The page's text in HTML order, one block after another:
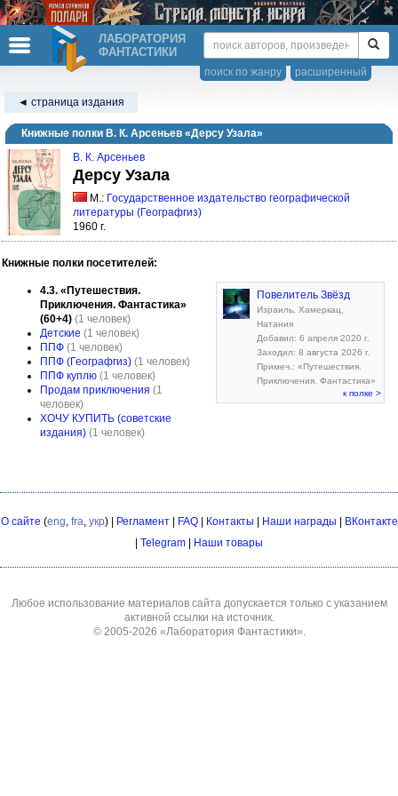
ЛАБОРАТОРИЯ
ФАНТАСТИКИ
расширенный
поиск по жанру
◄ страница издания
Книжные полки В. К. Арсеньев «Дерсу Узала»
В. К. Арсеньев
Дерсу Узала
М.: Государственное издательство географической
литературы (Географгиз)
1960 г.
Книжные полки посетителей:
4.3. «Путешествия.
Приключения. Фантастика»
(60+4) (1 человек)
Детские (1 человек)
ППФ (1 человек)
ППФ (Географгиз) (1 человек)
ППФ куплю (1 человек)
Продам приключения (1
человек)
ХОЧУ КУПИТЬ (советские
издания) (1 человек)
Повелитель Звёзд
Израиль, Хамеркац,
Натания
Добавил: 6 апреля 2020 г.
Заходил: 8 августа 2026 г.
Примеч.: «Путешествия.
Приключения. Фантастика»
к полке >
О сайте (eng, fra, укр) | Регламент| FAQ| Контакты Наши награды
ВКонтакте
Telegram Наши товары
Любое использование материалов сайта допускается только с указанием
активной ссылки на источник.
© 2005-2026 «Лаборатория Фантастики».